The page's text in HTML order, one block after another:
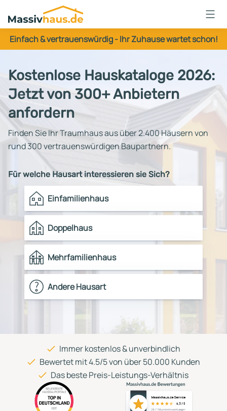
Massivhaus
Logo
Anmelden
Einfach & vertrauenswürdig - Ihr Zuhause wartet schon!
Kostenlose Hauskataloge 2026:
Jetzt von 300+ Anbietern
anfordern
Finden Sie Ihr Traumhaus aus über 2.400 Häusern von
rund 300 vertrauenswürdigen Baupartnern.
Für welche Hausart interessieren sie Sich?
Einfamilienhaus
Doppelhaus
Mehrfamilienhaus
Andere Hausart
Immer kostenlos & unverbindlich
Bewertet mit 4.5/5 von über 50.000 Kunden
Das beste Preis-Leistungs-Verhältnis